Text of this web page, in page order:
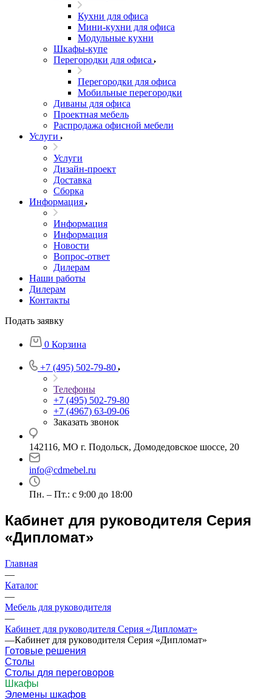
Кухни для офиса
Мини-кухни для офиса
Модульные кухни
Шкафы-купе
Перегородки для офиса
Перегородки для офиса
Мобильные перегородки
Диваны для офиса
Проектная мебель
Распродажа офисной мебели
Услуги
Услуги
Дизайн-проект
Доставка
Сборка
Информация
Информация
Информация
Новости
Вопрос-ответ
Дилерам
Наши работы
Дилерам
Контакты
Подать заявку
0 Корзина
+7 (495) 502-79-80
Телефоны
+7 (495) 502-79-80
+7 (4967) 63-09-06
Заказать звонок
142116, МО г. Подольск, Домодедовское шоссе, 20
info@cdmebel.ru
Пн. – Пт.: с 9:00 до 18:00
Кабинет для руководителя Серия
«Дипломат»
Главная
—
Каталог
—
Мебель для руководителя
—
Кабинет для руководителя Серия «Дипломат»
—Кабинет для руководителя Серия «Дипломат»
Готовые решения
Столы
Столы для переговоров
Шкафы
Элемены шкафов